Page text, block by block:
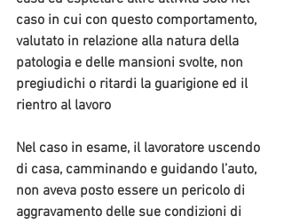
caso in cui con questo comportamento,
valutato in relazione alla natura della
patologia e delle mansioni svolte, non
pregiudichi o ritardi la guarigione ed il
rientro al lavoro
Nel caso in esame, il lavoratore uscendo
di casa, camminando e guidando l’auto,
non aveva posto essere un pericolo di
aggravamento delle sue condizioni di